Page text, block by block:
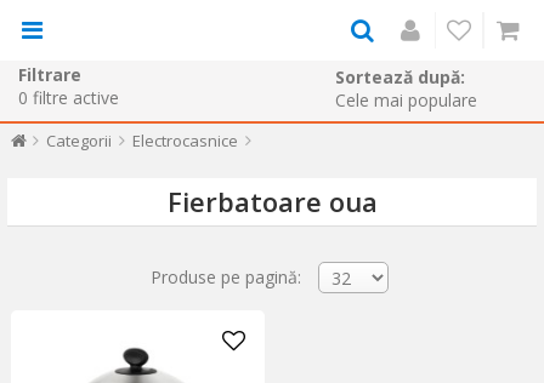
Filtrare
0 filtre active
Sortează după:
Categorii Electrocasnice
Fierbatoare oua
Produse pe pagină: